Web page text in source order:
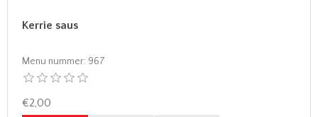
Kerrie saus
Menu nummer: 967
€2,00